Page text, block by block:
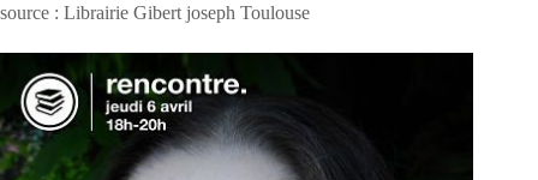
source : Librairie Gibert joseph Toulouse